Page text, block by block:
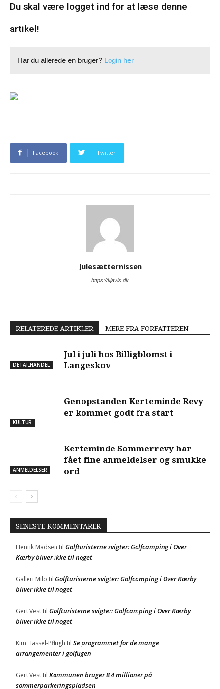
Du skal være logget ind for at læse denne
artikel!
Har du allerede en bruger? Login her
Facebook Twitter
Julesætternissen
https://kjavis.dk
RELATEREDE ARTIKLER MERE FRA FORFATTEREN
DETAILHANDEL
Jul i juli hos Billigblomst i
Langeskov
KULTUR
Genopstanden Kerteminde Revy
er kommet godt fra start
ANMELDELSER
Kerteminde Sommerrevy har
fået fine anmeldelser og smukke
ord
SENESTE KOMMENTARER
Henrik Madsen til Golfturisterne svigter: Golfcamping i Over
Kærby bliver ikke til noget
Galleri Milo til Golfturisterne svigter: Golfcamping i Over Kærby
bliver ikke til noget
Gert Vesttil Golfturisterne svigter: Golfcamping i Over Kærby
bliver ikke til noget
Kim Hassel-Pflugh til Se programmet for de mange
arrangementer i golfugen
Gert Vesttil Kommunen bruger 8,4 millioner på
sommerparkeringspladsen